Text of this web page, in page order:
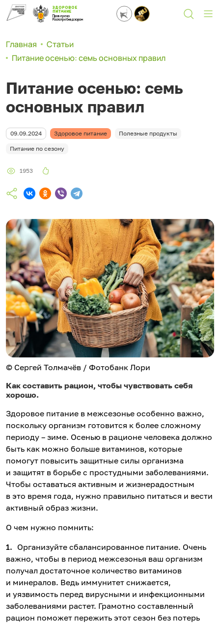
ЗДОРОВОЕ
ПИТАНИЕ
Проверено
Роспотребнадзором
Главная
Статьи
Питание осенью: семь основных правил
Питание осенью: семь
основных правил
09.09.2024 Здоровое питание Полезные продукты
Питание по сезону
1953
© Сергей Толмачёв / Фотобанк Лори
Как составить рацион, чтобы чувствовать себя
хорошо.
Здоровое питание в межсезонье особенно важно,
поскольку организм готовится к более сложному
периоду – зиме. Осенью в рационе человека должно
быть как можно больше витаминов, которые
помогут повысить защитные силы организма
и защитят в борьбе с простудными заболеваниями.
Чтобы оставаться активным и жизнерадостным
в это время года, нужно правильно питаться и вести
активный образ жизни.
О чем нужно помнить:
Организуйте сбалансированное питание. Очень
важно, чтобы в период межсезонья ваш организм
получал достаточное количество витаминов
и минералов. Ведь иммунитет снижается,
и уязвимость перед вирусными и инфекционными
заболеваниями растет. Грамотно составленный
рацион поможет пережить этот сезон без потерь